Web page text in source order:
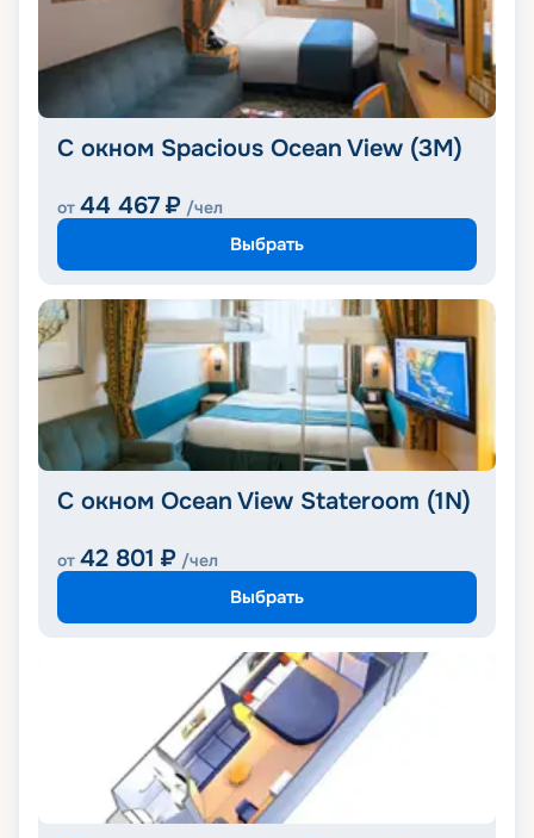
С окном Spacious Ocean View (3M)
от 44 467 ₽ /чел
Выбрать
С окном Ocean View Stateroom (1N)
от 42 801 ₽ /чел
Выбрать